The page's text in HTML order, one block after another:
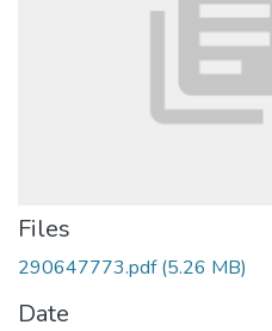
Files
290647773.pdf(5.26 MB)
Date